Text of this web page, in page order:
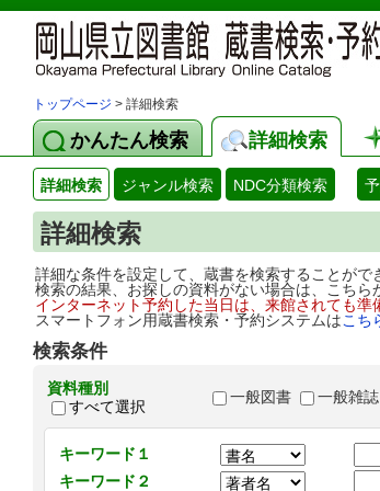
トップページ > 詳細検索
かんたん検索 詳細検索
詳細検索 ジャンル検索 NDC分類検索
詳細検索
詳細な条件を設定して、蔵書を検索することがで
検索の結果、お探しの資料がない場合は、こち
インターネット予約した当日は、来館されても
スマートフォン用蔵書検索・予約システムはこち
検索条件
資料種別
すべて選択
一般図書 一般雑
キーワード１
キーワード２